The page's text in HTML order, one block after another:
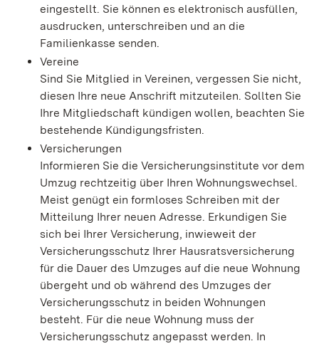
eingestellt. Sie können es elektronisch ausfüllen,
ausdrucken, unterschreiben und an die
Familienkasse senden.
Vereine
Sind Sie Mitglied in Vereinen, vergessen Sie nicht,
diesen Ihre neue Anschrift mitzuteilen. Sollten Sie
Ihre Mitgliedschaft kündigen wollen, beachten Sie
bestehende Kündigungsfristen.
Versicherungen
Informieren Sie die Versicherungsinstitute vor dem
Umzug rechtzeitig über Ihren Wohnungswechsel.
Meist genügt ein formloses Schreiben mit der
Mitteilung Ihrer neuen Adresse. Erkundigen Sie
sich bei Ihrer Versicherung, inwieweit der
Versicherungsschutz Ihrer Hausratsversicherung
für die Dauer des Umzuges auf die neue Wohnung
übergeht und ob während des Umzuges der
Versicherungsschutz in beiden Wohnungen
besteht. Für die neue Wohnung muss der
Versicherungsschutz angepasst werden. In